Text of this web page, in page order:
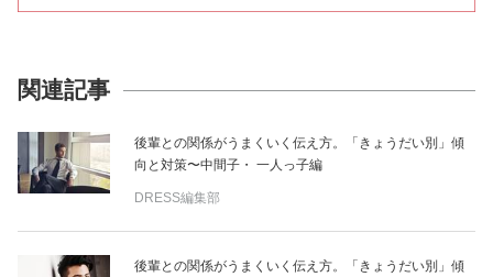
関連記事
後輩との関係がうまくいく伝え方。「きょうだい別」傾
向と対策〜中間子・ 一人っ子編
DRESS編集部
後輩との関係がうまくいく伝え方。「きょうだい別」傾